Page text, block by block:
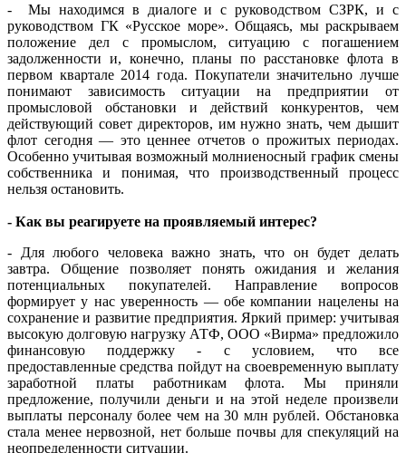
- Мы находимся в диалоге и с руководством СЗРК, и с
руководством ГК «Русское море». Общаясь, мы раскрываем
положение дел с промыслом, ситуацию с погашением
задолженности и, конечно, планы по расстановке флота в
первом квартале 2014 года. Покупатели значительно лучше
понимают зависимость ситуации на предприятии от
промысловой обстановки и действий конкурентов, чем
действующий совет директоров, им нужно знать, чем дышит
флот сегодня — это ценнее отчетов о прожитых периодах.
Особенно учитывая возможный молниеносный график смены
собственника и понимая, что производственный процесс
нельзя остановить.
- Как вы реагируете на проявляемый интерес?
- Для любого человека важно знать, что он будет делать
завтра. Общение позволяет понять ожидания и желания
потенциальных покупателей. Направление вопросов
формирует у нас уверенность — обе компании нацелены на
сохранение и развитие предприятия. Яркий пример: учитывая
высокую долговую нагрузку АТФ, ООО «Вирма» предложило
финансовую поддержку - с условием, что все
предоставленные средства пойдут на своевременную выплату
заработной платы работникам флота. Мы приняли
предложение, получили деньги и на этой неделе произвели
выплаты персоналу более чем на 30 млн рублей. Обстановка
стала менее нервозной, нет больше почвы для спекуляций на
неопределенности ситуации.